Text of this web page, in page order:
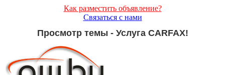
Как разместить объявление?
Связаться с нами
Просмотр темы - Услуга CARFAX!